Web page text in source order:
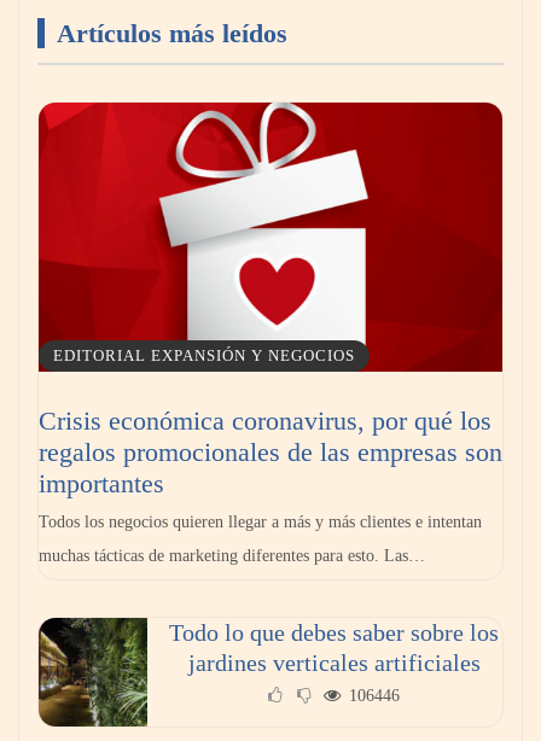
visualmente cualquier habitación con pintura
Los 10 mejores expertos en reparación de
persianas en Madrid
Artículos más leídos
EDITORIAL EXPANSIÓN Y NEGOCIOS
Crisis económica coronavirus, por qué los
regalos promocionales de las empresas son
importantes
Todos los negocios quieren llegar a más y más clientes e intentan
muchas tácticas de marketing diferentes para esto. Las…
Todo lo que debes saber sobre los
jardines verticales artificiales
106446